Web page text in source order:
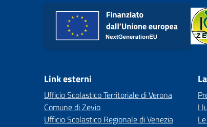
Link esterni
Ufficio Scolastico Territoriale di Verona
Comune di Zevio
Ufficio Scolastico Regionale di Venezia
I